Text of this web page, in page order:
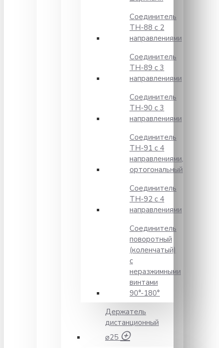
Соединитель
TH-88 с 2
направлениями
Соединитель
TH-89 с 3
направлениями
Соединитель
TH-90 с 3
направлениями
Соединитель
TH-91 с 4
направлениями,
ортогональный
Соединитель
TH-92 с 4
направлениями
Соединитель
поворотный
(коленчатый)
с
неразжимными
винтами
90°-180°
Держатель
дистанционный
⌀25